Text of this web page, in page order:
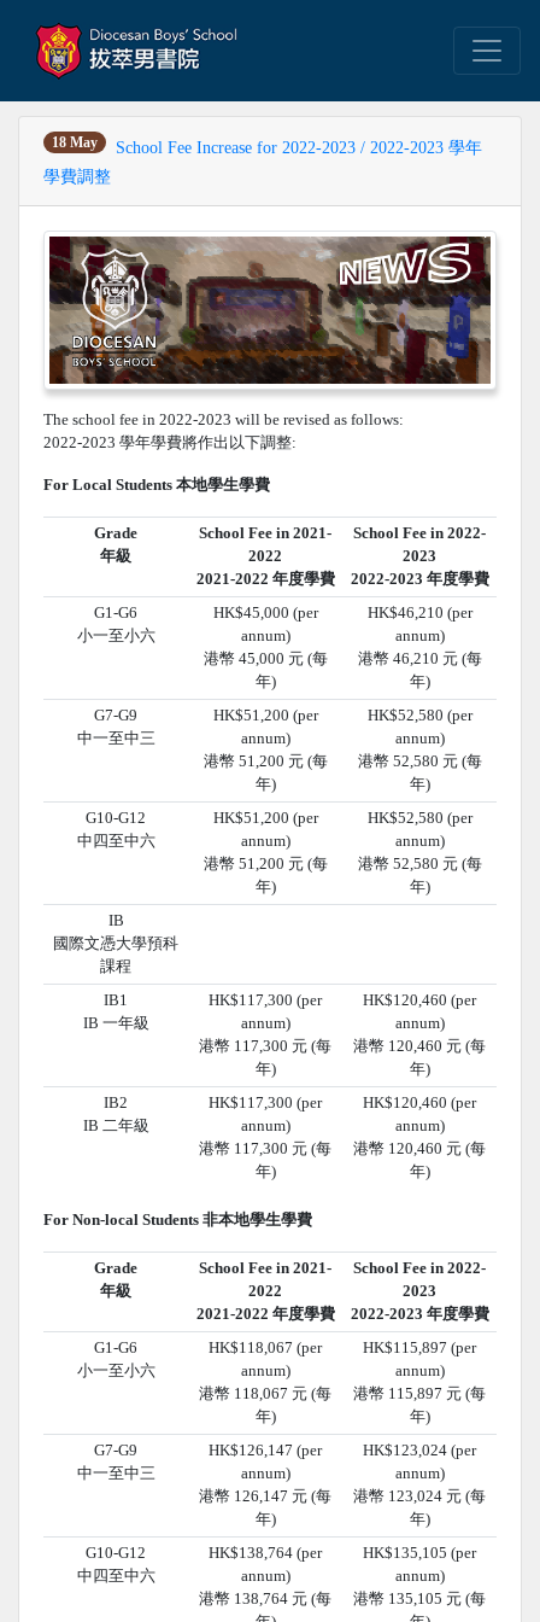
18 May
School Fee Increase for 2022-2023 / 2022-2023 學年
學費調整
The school fee in 2022-2023 will be revised as follows:
2022-2023 學年學費將作出以下調整:
For Local Students 本地學生學費
Grade
年級
School Fee in 2021-
2022
2021-2022 年度學費
School Fee in 2022-
2023
2022-2023 年度學費
G1-G6
小一至小六
HK$45,000 (per
annum)
港幣 45,000 元 (每
年)
HK$46,210 (per
annum)
港幣 46,210 元 (每
年)
G7-G9
中一至中三
HK$51,200 (per
annum)
港幣 51,200 元 (每
年)
HK$52,580 (per
annum)
港幣 52,580 元 (每
年)
G10-G12
中四至中六
HK$51,200 (per
annum)
港幣 51,200 元 (每
年)
HK$52,580 (per
annum)
港幣 52,580 元 (每
年)
IB
國際文憑大學預科
課程
IB1
IB 一年級
HK$117,300 (per
annum)
港幣 117,300 元 (每
年)
HK$120,460 (per
annum)
港幣 120,460 元 (每
年)
IB2
IB 二年級
HK$117,300 (per
annum)
港幣 117,300 元 (每
年)
HK$120,460 (per
annum)
港幣 120,460 元 (每
年)
For Non-local Students 非本地學生學費
Grade
年級
School Fee in 2021-
2022
2021-2022 年度學費
School Fee in 2022-
2023
2022-2023 年度學費
G1-G6
小一至小六
HK$118,067 (per
annum)
港幣 118,067 元 (每
年)
HK$115,897 (per
annum)
港幣 115,897 元 (每
年)
G7-G9
中一至中三
HK$126,147 (per
annum)
港幣 126,147 元 (每
年)
HK$123,024 (per
annum)
港幣 123,024 元 (每
年)
G10-G12
中四至中六
HK$138,764 (per
annum)
港幣 138,764 元 (每
HK$135,105 (per
annum)
港幣 135,105 元 (每